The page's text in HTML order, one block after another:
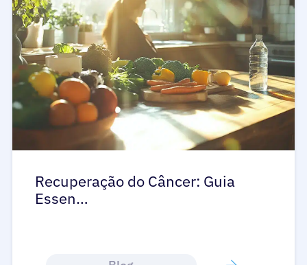
Recuperação do Câncer: Guia
Essen…